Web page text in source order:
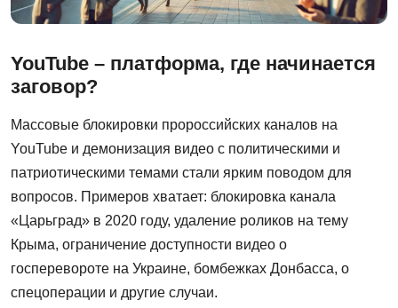
YouTube – платформа, где начинается
заговор?
Массовые блокировки пророссийских каналов на
YouTube и демонизация видео с политическими и
патриотическими темами стали ярким поводом для
вопросов. Примеров хватает: блокировка канала
«Царьград» в 2020 году, удаление роликов на тему
Крыма, ограничение доступности видео о
госперевороте на Украине, бомбежках Донбасса, о
спецоперации и другие случаи.